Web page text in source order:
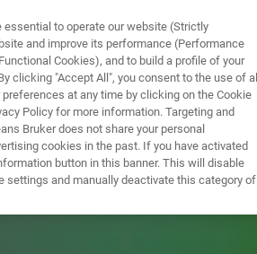
ANWENDUNGEN SERVICE
to operate our website (Strictly
and improve its performance (Performance
Cookies), and to build a profile of your
clicking "Accept All", you consent to the use of all
at any time by clicking on the Cookie
Policy for more information. Targeting and
Bruker does not share your personal
cookies in the past. If you have activated
button in this banner. This will disable
settings and manually deactivate this category of